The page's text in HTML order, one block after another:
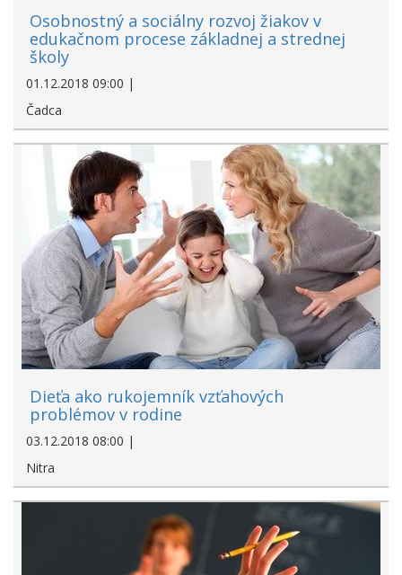
Osobnostný a sociálny rozvoj žiakov v
edukačnom procese základnej a strednej
školy
01.12.2018 09:00 |
Čadca
Dieťa ako rukojemník vzťahových
problémov v rodine
03.12.2018 08:00 |
Nitra